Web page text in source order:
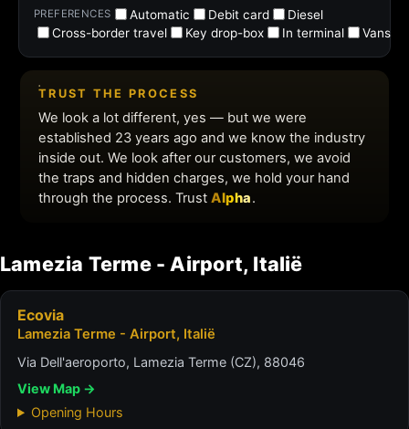
Lamezia Terme - Airport, Italië
Ecovia
Lamezia Terme - Airport, Italië
Via Dell'aeroporto, Lamezia Terme (CZ), 88046
View Map →
Opening Hours